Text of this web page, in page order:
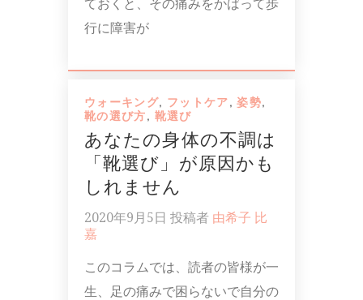
ておくと、その痛みをかばって歩
行に障害が
ウォーキング, フットケア,姿勢,
靴の選び方, 靴選び
あなたの身体の不調は
「靴選び」が原因かも
しれません
2020年9月5日 投稿者 由希子 比
嘉
このコラムでは、読者の皆様が一
生、足の痛みで困らないで自分の